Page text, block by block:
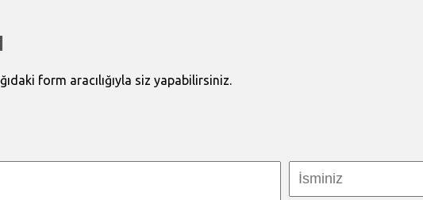
form aracılığıyla siz yapabilirsiniz.